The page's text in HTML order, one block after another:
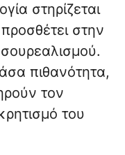
στηρίζεται
στην
πιθανότητα,
τον
του